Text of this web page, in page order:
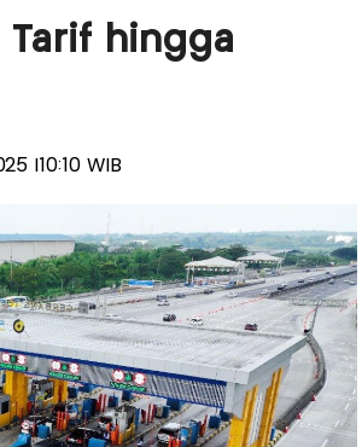
Tarif hingga
|10:10 WIB